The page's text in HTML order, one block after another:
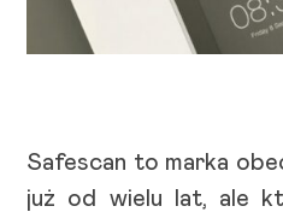
Safescan to marka
już od wielu lat, ale